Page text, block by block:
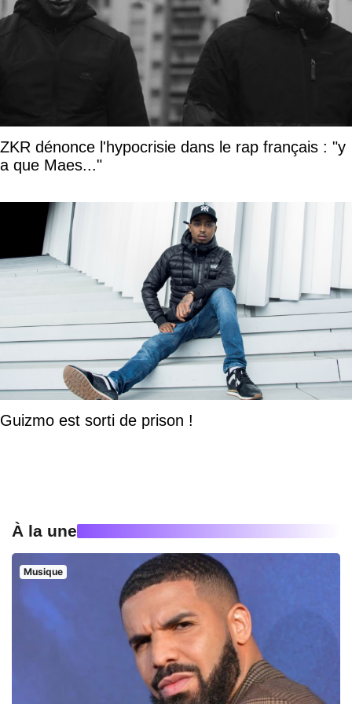
ZKR dénonce l'hypocrisie dans le rap français : "y
a que Maes..."
Guizmo est sorti de prison !
À la une
Musique